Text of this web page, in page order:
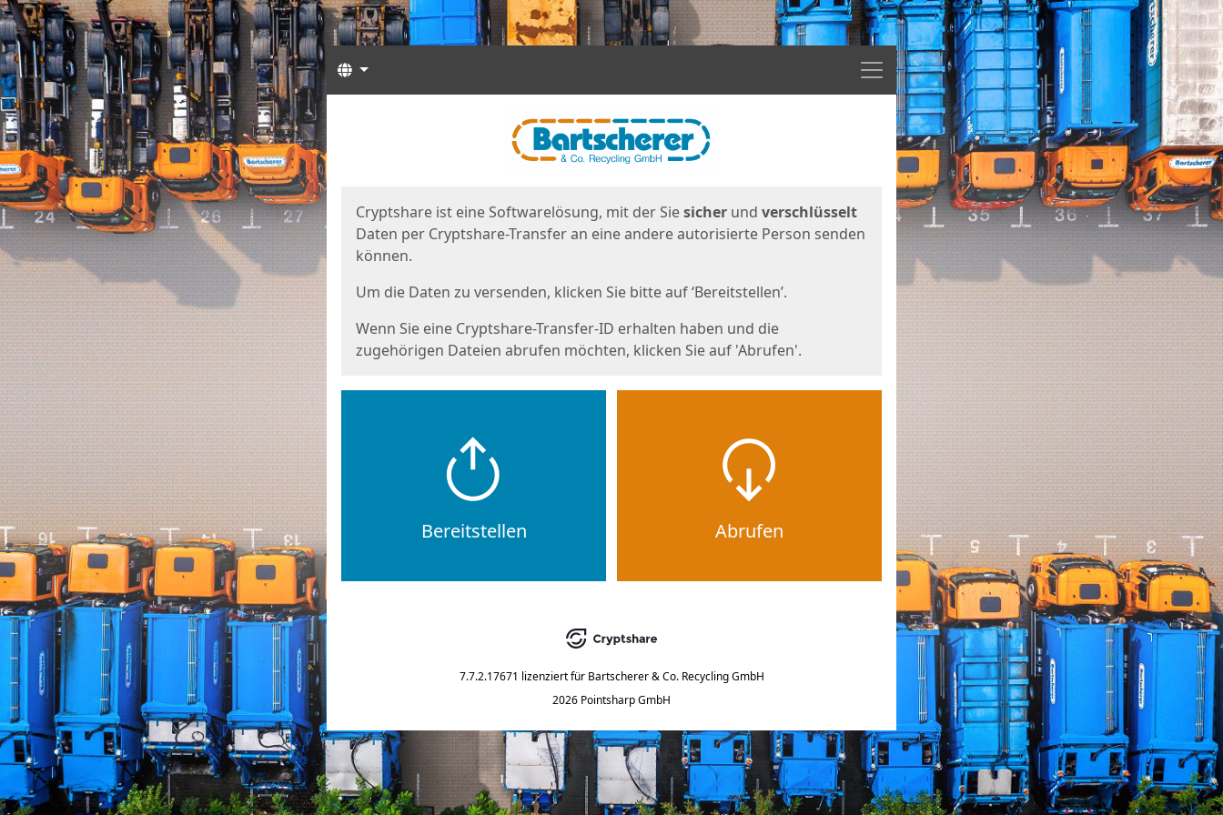
Menü
Sprachen
Cryptshare ist eine Softwarelösung, mit der Siesicher und verschlüsselt
Daten per Cryptshare-Transfer an eine andere autorisierte Person senden
können.
Um die Daten zu versenden, klicken Sie bitte auf ‘Bereitstellen’.
Wenn Sie eine Cryptshare-Transfer-ID erhalten haben und die
zugehörigen Dateien abrufen möchten, klicken Sie auf 'Abrufen'.
Bereitstellen Abrufen
7.7.2.17671 lizenziert für Bartscherer & Co. Recycling GmbH
2026 Pointsharp GmbH